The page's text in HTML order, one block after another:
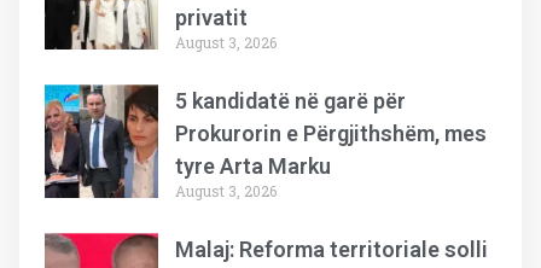
privatit
August 3, 2026
5 kandidatë në garë për
Prokurorin e Përgjithshëm, mes
tyre Arta Marku
August 3, 2026
Malaj: Reforma territoriale solli